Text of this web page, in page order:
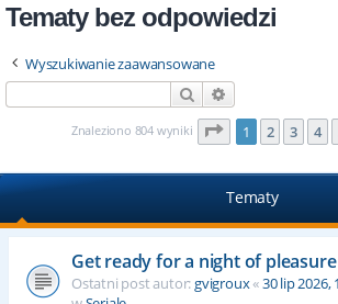
Tematy bez odpowiedzi
Wyszukiwanie zaawansowane
Szukaj
Znaleziono 804 wyniki Strona1 z33
1 2 3 4
Tematy
Get ready for a night of pleasure
Ostatni post autor:gvigroux«30 lip 2026,